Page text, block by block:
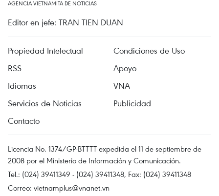
AGENCIA VIETNAMITA DE NOTICIAS
Editor en jefe: TRAN TIEN DUAN
Propiedad Intelectual
Condiciones de Uso
RSS
Apoyo
Idiomas
VNA
Servicios de Noticias
Publicidad
Contacto
Licencia No. 1374/GP-BTTTT expedida el 11 de septiembre de
2008 por el Ministerio de Información y Comunicación.
Tel.: (024) 39411349 - (024) 39411348, Fax: (024) 39411348
Correo: vietnamplus@vnanet.vn